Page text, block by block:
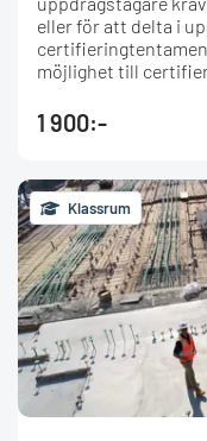
eller för att delta i
möjlighet till
1 900:-
Klassrum